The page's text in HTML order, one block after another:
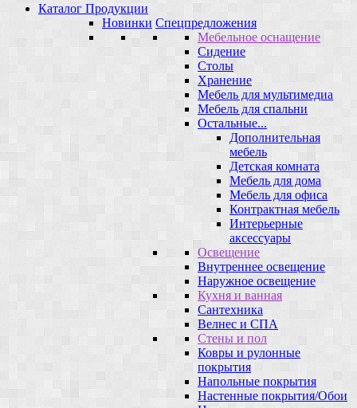
Каталог Продукции
Новинки Спецпредложения
Мебельное оснащение
Сидение
Столы
Хранение
Мебель для мультимедиа
Мебель для спальни
Остальные...
Дополнительная
мебель
Детская комната
Мебель для дома
Мебель для офиса
Контрактная мебель
Интерьерные
аксессуары
Освещение
Внутреннее освещение
Наружное освещение
Кухня и ванная
Сантехника
Велнес и СПА
Стены и пол
Ковры и рулонные
покрытия
Напольные покрытия
Настенные покрытия/Обои